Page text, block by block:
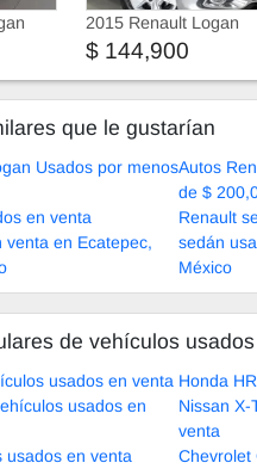
2015 Renault Logan
$ 144,900
que le gustarían
Usados por menosAutos
de $
en venta
Renault
venta en Ecatepec,
sedán
México
de vehículos
usados en venta Honda
usados en
Nissan X-
venta
usados en venta
Chevrolet